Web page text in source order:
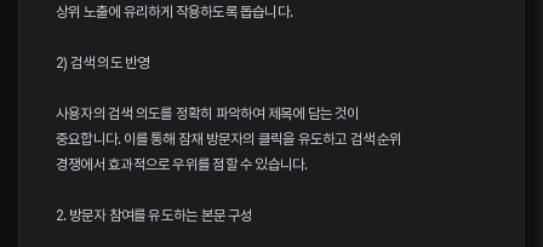
상위 노출에 유리하게 작용하도록 돕습니다.
2) 검색 의도 반영
사용자의 검색 의도를 정확히 파악하여 제목에 담는 것이
중요합니다. 이를 통해 잠재 방문자의 클릭을 유도하고 검색 순위
경쟁에서 효과적으로 우위를 점할 수 있습니다.
2. 방문자 참여를 유도하는 본문 구성